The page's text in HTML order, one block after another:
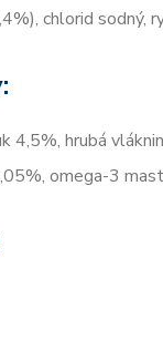
chlorid sodný,
4,5%, hrubá
omega-3